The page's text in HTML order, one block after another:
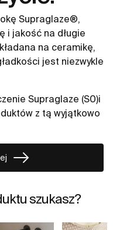
Supraglaze®,
i jakość na długie
na ceramikę,
jest niezwykle
Supraglaze (S0)i
z tą wyjątkowo
szukasz?